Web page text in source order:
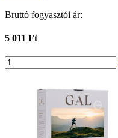
Bruttó fogyasztói ár:
5 011 Ft